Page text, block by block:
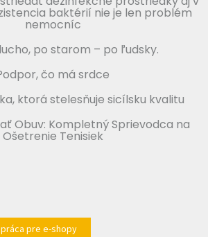
baktérií nie je len problém
nemocníc
po starom – po ľudsky.
čo má srdce
ktorá stelesňuje sicílsku kvalitu
Obuv: Kompletný Sprievodca na
Ošetrenie Tenisiek
pre e-shopy